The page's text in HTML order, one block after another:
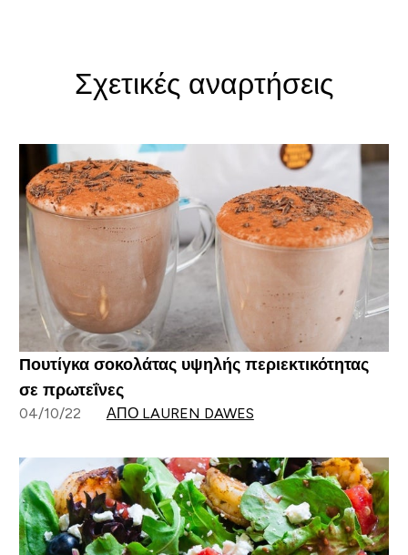
Σχετικές αναρτήσεις
Πουτίγκα σοκολάτας υψηλής περιεκτικότητας
σε πρωτεΐνες
04/10/22 ΑΠΌ LAUREN DAWES